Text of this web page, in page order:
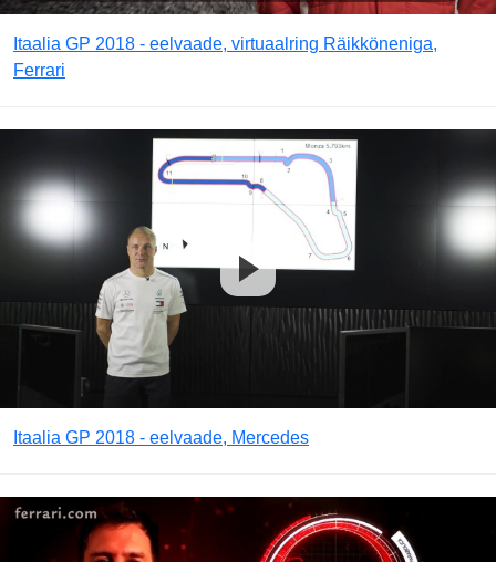
Itaalia GP 2018 - eelvaade, virtuaalring Räikköneniga,
Ferrari
Itaalia GP 2018 - eelvaade, Mercedes